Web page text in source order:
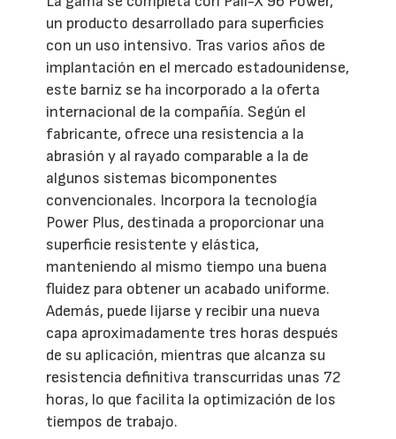
un producto desarrollado para superficies
con un uso intensivo. Tras varios años de
implantación en el mercado estadounidense,
este barniz se ha incorporado a la oferta
internacional de la compañía. Según el
fabricante, ofrece una resistencia a la
abrasión y al rayado comparable a la de
algunos sistemas bicomponentes
convencionales. Incorpora la tecnología
Power Plus, destinada a proporcionar una
superficie resistente y elástica,
manteniendo al mismo tiempo una buena
fluidez para obtener un acabado uniforme.
Además, puede lijarse y recibir una nueva
capa aproximadamente tres horas después
de su aplicación, mientras que alcanza su
resistencia definitiva transcurridas unas 72
horas, lo que facilita la optimización de los
tiempos de trabajo.